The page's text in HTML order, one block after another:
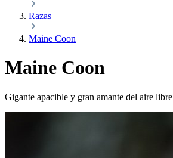
Razas
Maine Coon
Maine Coon
Gigante apacible y gran amante del aire libre